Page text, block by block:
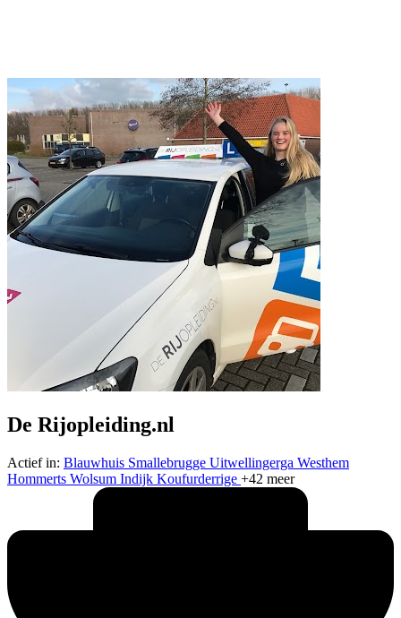
De Rijopleiding.nl
Actief in: Blauwhuis Smallebrugge Uitwellingerga Westhem
Hommerts Wolsum Indijk Koufurderrige +42 meer